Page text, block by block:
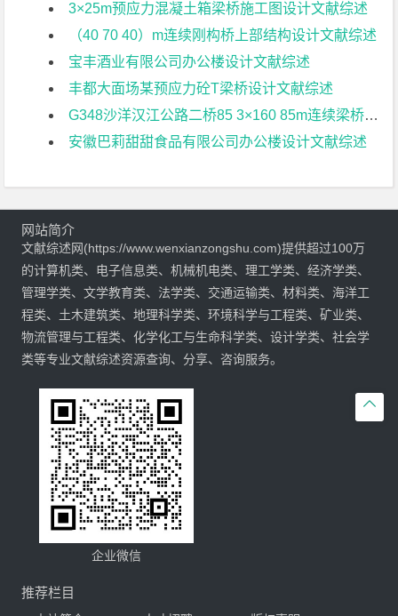
3×25m预应力混凝土箱梁桥施工图设计文献综述
（40 70 40）m连续刚构桥上部结构设计文献综述
宝丰酒业有限公司办公楼设计文献综述
丰都大面场某预应力砼T梁桥设计文献综述
G348沙洋汉江公路二桥85 3×160 85m连续梁桥地震响应分析文献综述
安徽巴莉甜甜食品有限公司办公楼设计文献综述

网站简介
文献综述网(https://www.wenxianzongshu.com)提供超过100万
的计算机类、电子信息类、机械机电类、理工学类、经济学类、
管理学类、文学教育类、法学类、交通运输类、材料类、海洋工
程类、土木建筑类、地理科学类、环境科学与工程类、矿业类、
物流管理与工程类、化学化工与生命科学类、设计学类、社会学
类等专业文献综述资源查询、分享、咨询服务。
企业微信
推荐栏目